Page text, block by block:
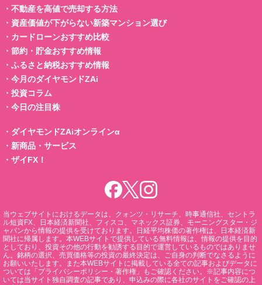
・ 不動産を高値で売却する方法
・ 資産価値が下がらない新築マンション選び
・ カードローンおすすめ比較
・ 節約・貯金おすすめ情報
・ ふるさと納税おすすめ情報
・ 今月のダイヤモンドZAi
・ 投資コラム
・ 今日の注目株
・ ダイヤモンドZAiオンラインα
・ 新商品・サービス
・ ザイFX！
当ウェブサイトにおけるデータは、クォンツ・リサーチ、時事通信社、セントラ
ル短資FX、日本経済新聞社、フィスコ、マネックス証券、モーニングスター・ジ
ャパンから情報の提供を受けております。日経平均株価の著作権は、日本経済新
聞社に帰属します。本WEBサイトで提供している無料情報は、情報の提供を目的
としており、投資その他の行動を勧誘する目的で運営しているものではありませ
ん。銘柄の選択、売買価格等の投資の最終決定は、ご自身の判断でなさるように
お願いいたします。また本WEBサイトに掲載している全ての記事およびデータに
ついては「プライバシーポリシー・著作権」もご確認ください。※記事内容につ
いては当サイト独自調査の記事であり、申込みの際に各社のサイトをご確認の上